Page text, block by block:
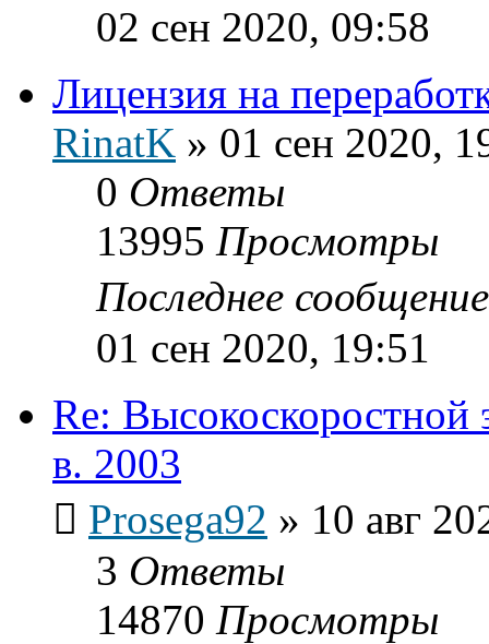
02 сен 2020, 09:58
Лицензия на
RinatK » 01 сен 2020,
0 Ответы
13995 Просмотры
Последнее
01 сен 2020, 19:51
Re: Высокоскоростной
в. 2003
Prosega92 » 10 авг
3 Ответы
14870 Просмотры